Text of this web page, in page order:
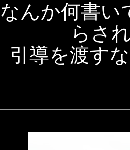
なんか何書い
らさ
引導を渡す